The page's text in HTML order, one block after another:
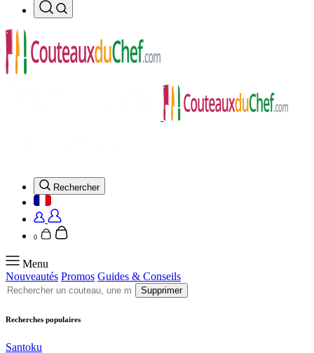
Rechercher
0
Menu
Nouveautés Promos Guides & Conseils
Supprimer
Recherches populaires
Santoku